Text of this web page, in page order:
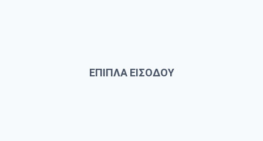
ΕΠΙΠΛΑ ΕΙΣΟΔΟΥ